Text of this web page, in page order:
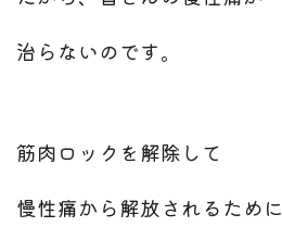
治らないのです。
筋肉ロックを解除して
慢性痛から解放されるために